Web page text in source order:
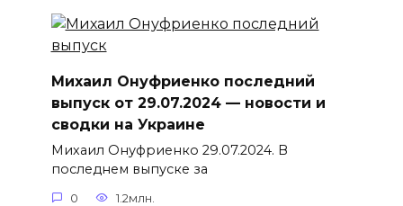
Михаил Онуфриенко последний
выпуск от 29.07.2024 — новости и
сводки на Украине
Михаил Онуфриенко 29.07.2024. В
последнем выпуске за
0 1.2млн.